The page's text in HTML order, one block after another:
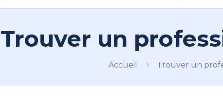
Trouver un
Accueil Trouver un